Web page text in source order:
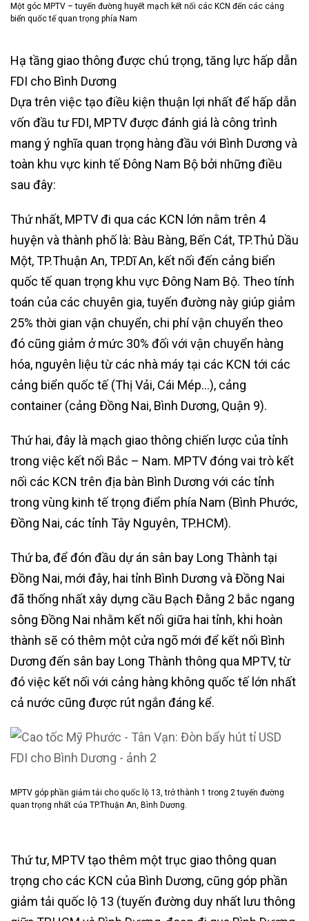
Một góc MPTV – tuyến đường huyết mạch kết nối các KCN đến các cảng
biển quốc tế quan trọng phía Nam
Hạ tầng giao thông được chú trọng, tăng lực hấp dẫn
FDI cho Bình Dương
Dựa trên việc tạo điều kiện thuận lợi nhất để hấp dẫn
vốn đầu tư FDI, MPTV được đánh giá là công trình
mang ý nghĩa quan trọng hàng đầu với Bình Dương và
toàn khu vực kinh tế Đông Nam Bộ bởi những điều
sau đây:
Thứ nhất, MPTV đi qua các KCN lớn nằm trên 4
huyện và thành phố là: Bàu Bàng, Bến Cát, TP.Thủ Dầu
Một, TP.Thuận An, TP.Dĩ An, kết nối đến cảng biển
quốc tế quan trọng khu vực Đông Nam Bộ. Theo tính
toán của các chuyên gia, tuyến đường này giúp giảm
25% thời gian vận chuyển, chi phí vận chuyển theo
đó cũng giảm ở mức 30% đối với vận chuyển hàng
hóa, nguyên liệu từ các nhà máy tại các KCN tới các
cảng biển quốc tế (Thị Vải, Cái Mép…), cảng
container (cảng Đồng Nai, Bình Dương, Quận 9).
Thứ hai, đây là mạch giao thông chiến lược của tỉnh
trong việc kết nối Bắc – Nam. MPTV đóng vai trò kết
nối các KCN trên địa bàn Bình Dương với các tỉnh
trong vùng kinh tế trọng điểm phía Nam (Bình Phước,
Đồng Nai, các tỉnh Tây Nguyên, TP.HCM).
Thứ ba, để đón đầu dự án sân bay Long Thành tại
Đồng Nai, mới đây, hai tỉnh Bình Dương và Đồng Nai
đã thống nhất xây dựng cầu Bạch Đằng 2 bắc ngang
sông Đồng Nai nhằm kết nối giữa hai tỉnh, khi hoàn
thành sẽ có thêm một cửa ngõ mới để kết nối Bình
Dương đến sân bay Long Thành thông qua MPTV, từ
đó việc kết nối với cảng hàng không quốc tế lớn nhất
cả nước cũng được rút ngắn đáng kể.
MPTV góp phần giảm tải cho quốc lộ 13, trở thành 1 trong 2 tuyến đường
quan trọng nhất của TP.Thuận An, Bình Dương.
Thứ tư, MPTV tạo thêm một trục giao thông quan
trọng cho các KCN của Bình Dương, cũng góp phần
giảm tải quốc lộ 13 (tuyến đường duy nhất lưu thông